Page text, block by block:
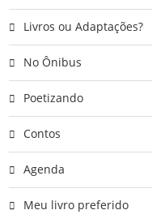
Livros ou Adaptações?
No Ônibus
Poetizando
Contos
Agenda
Meu livro preferido